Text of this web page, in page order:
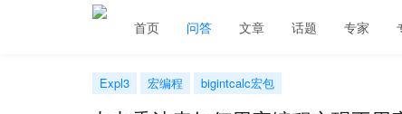
首页 问答 文章 话题 专家
Expl3 宏编程 bigintcalc宏包